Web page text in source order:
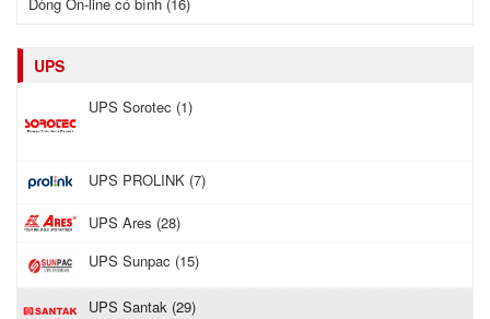
UPS
UPS Sorotec (1)
UPS PROLINK (7)
UPS Ares (28)
UPS Sunpac (15)
UPS Santak (29)